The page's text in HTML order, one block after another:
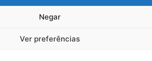
Negar
Ver preferências